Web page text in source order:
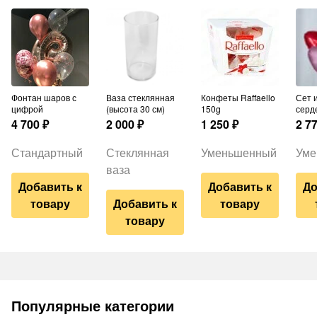
Фонтан шаров с
цифрой
4 700₽
Стандартный
Добавить к
товару
Ваза стеклянная
(высота 30 см)
2 000₽
Стеклянная
ваза
Добавить к
товару
Конфеты Raffaello
150g
1 250₽
Уменьшенный
Добавить к
товару
Сет из 5 шаров-
2
Популярные категории